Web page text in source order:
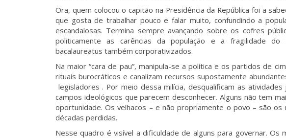
Ora, quem colocou o capitão na Presidência da República foi a
que gosta de trabalhar pouco e falar muito, confundindo a
escandalosas. Termina sempre avançando sobre os cofres
politicamente as carências da população e a fragilidade do
bacalaureatus também corporativizados.
Na maior “cara de pau”, manipula-se a política e os partidos de
rituais burocráticos e canalizam recursos supostamente
legisladores . Por meio dessa milícia, desqualificam as
campos ideológicos que parecem desconhecer. Alguns não tem
oportunidade. Os velhacos – e não propriamente o povo – são os
décadas perdidas.
Nesse quadro é visível a dificuldade de alguns para governar.